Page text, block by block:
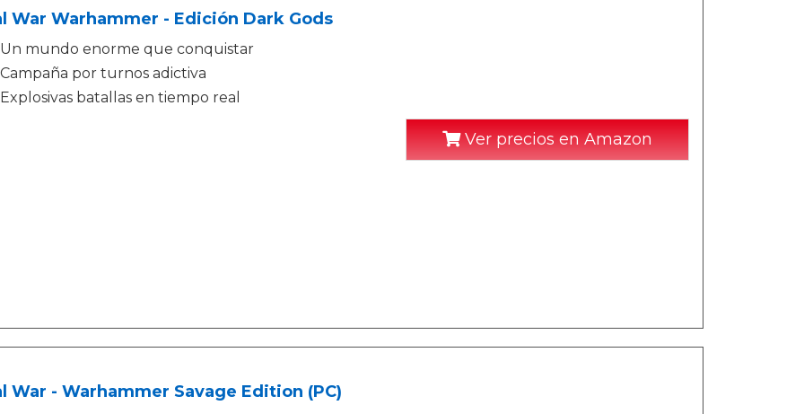
War Warhammer - Edición Dark Gods
Un mundo enorme que conquistar
Campaña por turnos adictiva
Explosivas batallas en tiempo real
Ver precios en Amazon
War - Warhammer Savage Edition (PC)